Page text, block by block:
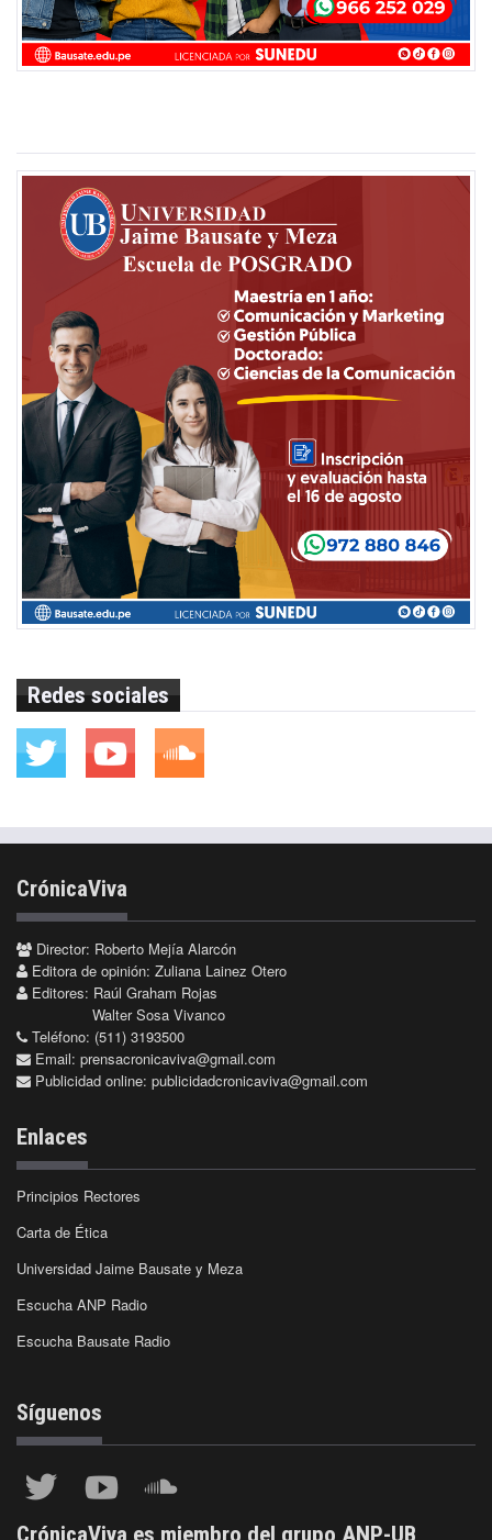
Redes sociales
CrónicaViva
Director: Roberto Mejía Alarcón
Editora de opinión: Zuliana Lainez Otero
Editores: Raúl Graham Rojas
Walter Sosa Vivanco
Teléfono: (511) 3193500
Email: prensacronicaviva@gmail.com
Publicidad online: publicidadcronicaviva@gmail.com
Enlaces
Principios Rectores
Carta de Ética
Universidad Jaime Bausate y Meza
Escucha ANP Radio
Escucha Bausate Radio
Síguenos
CrónicaViva es miembro del grupo ANP-UB